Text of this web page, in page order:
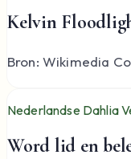
Kelvin
Bron: Wikimedia
Nederlandse Dahlia
Word lid en